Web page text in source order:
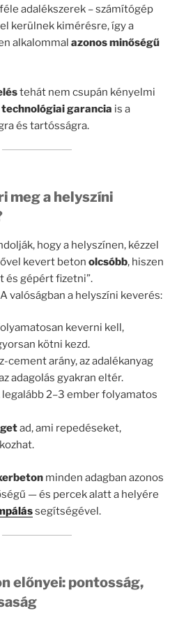
adalékszerek – számítógép
kerülnek kimérésre, így a
alkalommal azonos minőségű
tehát nem csupán kényelmi
technológiai garancia is a
és tartósságra.
meg a helyszíni
hogy a helyszínen, kézzel
kevert beton olcsóbb, hiszen
és gépért fizetni”.
valóságban a helyszíni keverés:
keverni kell,
kötni kezd.
cement arány, az adalékanyag
adagolás gyakran eltér.
legalább 2–3 ember folyamatos
ad, ami repedéseket,
minden adagban azonos
— és percek alatt a helyére
segítségével.
előnyei: pontosság,